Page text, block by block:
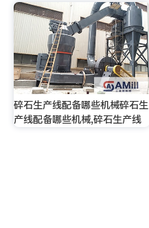
碎石生产线配备哪些机械碎石生
产线配备哪些机械,碎石生产线